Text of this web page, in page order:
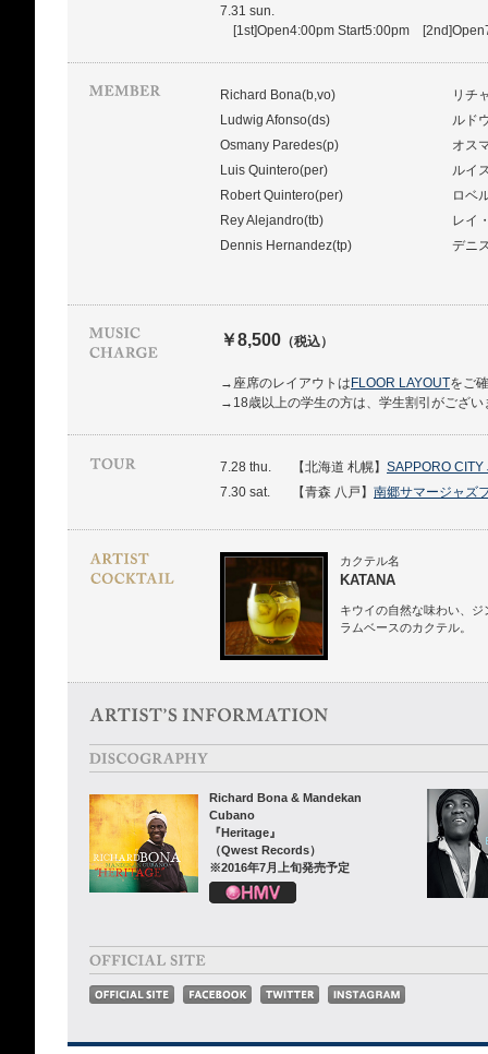
7.31 sun.
[1st]Open4:00pm Start5:00pm
Richard Bona(b,vo)
リチ
Ludwig Afonso(ds)
ルド
Osmany Paredes(p)
オス
Luis Quintero(per)
ルイ
Robert Quintero(per)
ロベ
Rey Alejandro(tb)
レイ
Dennis Hernandez(tp)
デニ
￥8,500 （税込）
→座席のレイアウトは FLOOR LAYOUTをご
→18歳以上の学生の方は、学生割引がござい
7.28 thu. 【北海道 札幌】 SAPPORO CITY
7.30 sat.
【青森 八戸】 南郷サマージャズ
カクテル名
KATANA
キウイの自然な味わい、
ラムベースのカクテル。
Richard Bona & Mandekan
Cubano
『Heritage』
（Qwest Records）
※2016年7月上旬発売予定